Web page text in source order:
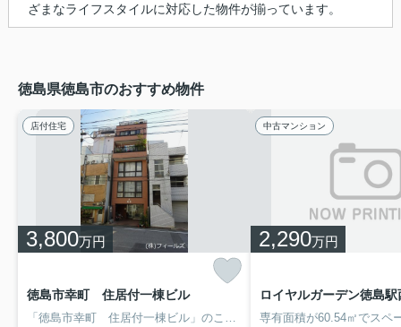
ざまなライフスタイルに対応した物件が揃っています。
徳島県徳島市のおすすめ物件
店付住宅
3,800万円
徳島市幸町 住居付一棟ビル
中古マンション
2,290万円
ロイヤルガーデン徳島